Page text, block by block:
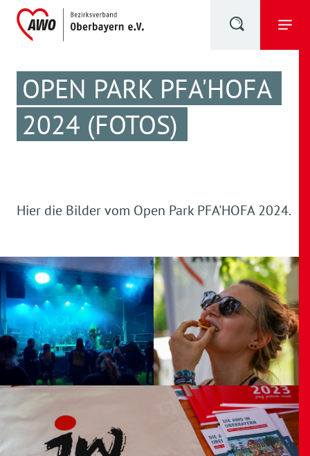
OPEN PARK PFA'HOFA
2024 (FOTOS)
Hier die Bilder vom Open Park PFA'HOFA 2024.